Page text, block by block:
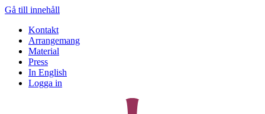
Gå till innehåll
Kontakt
Arrangemang
Material
Press
In English
Logga in